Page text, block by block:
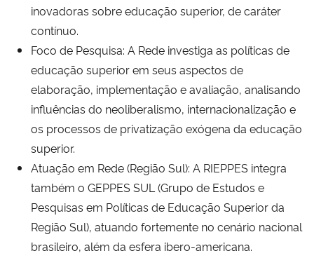
inovadoras sobre educação superior, de caráter
contínuo.
Foco de Pesquisa: A Rede investiga as políticas de
educação superior em seus aspectos de
elaboração, implementação e avaliação, analisando
influências do neoliberalismo, internacionalização e
os processos de privatização exógena da educação
superior.
Atuação em Rede (Região Sul): A RIEPPES integra
também o GEPPES SUL (Grupo de Estudos e
Pesquisas em Políticas de Educação Superior da
Região Sul), atuando fortemente no cenário nacional
brasileiro, além da esfera ibero-americana.